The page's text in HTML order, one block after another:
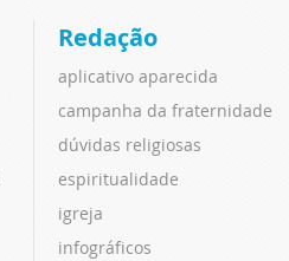
Redação
aplicativo aparecida
campanha da fraternidade
dúvidas religiosas
espiritualidade
igreja
infográficos